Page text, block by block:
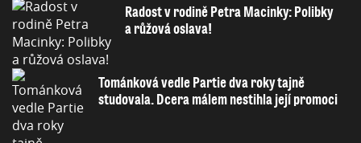
Radost v rodině Petra Macinky: Polibky
a růžová oslava!
Tománková vedle Partie dva roky tajně
studovala. Dcera málem nestihla její promoci